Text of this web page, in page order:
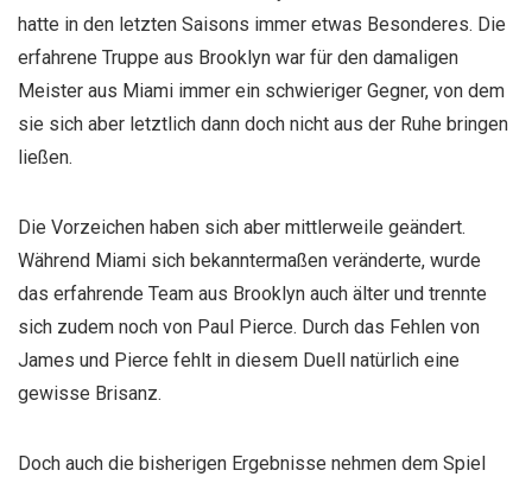
hatte in den letzten Saisons immer etwas Besonderes. Die
erfahrene Truppe aus Brooklyn war für den damaligen
Meister aus Miami immer ein schwieriger Gegner, von dem
sie sich aber letztlich dann doch nicht aus der Ruhe bringen
ließen.
Die Vorzeichen haben sich aber mittlerweile geändert.
Während Miami sich bekanntermaßen veränderte, wurde
das erfahrende Team aus Brooklyn auch älter und trennte
sich zudem noch von Paul Pierce. Durch das Fehlen von
James und Pierce fehlt in diesem Duell natürlich eine
gewisse Brisanz.
Doch auch die bisherigen Ergebnisse nehmen dem Spiel